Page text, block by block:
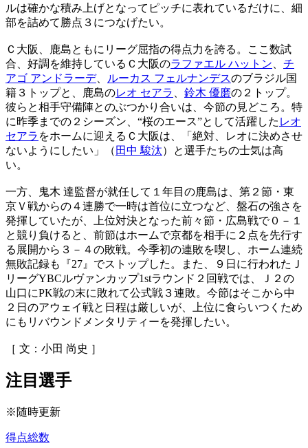
ルは確かな積み上げとなってピッチに表れているだけに、細
部を詰めて勝点３につなげたい。
Ｃ大阪、鹿島ともにリーグ屈指の得点力を誇る。ここ数試
合、好調を維持しているＣ大阪のラファエル ハットン
チ
アゴ アンドラーデ、 ルーカス フェルナンデスのブラジル国
籍３トップと、鹿島のレオ セアラ 鈴木 優磨の２トップ。
彼らと相手守備陣とのぶつかり合いは、今節の見どころ。特
に昨季までの２シーズン、“桜のエース”として活躍した レオ
セアラ をホームに迎えるＣ大阪は、「絶対、レオに決めさせ
ないようにしたい」（ 田中 駿汰）と選手たちの士気は高
い。
一方、鬼木 達監督が就任して１年目の鹿島は、第２節・東
京Ｖ戦からの４連勝で一時は首位に立つなど、盤石の強さを
発揮していたが、上位対決となった前々節・広島戦で０－１
と競り負けると、前節はホームで京都を相手に２点を先行す
る展開から３－４の敗戦。今季初の連敗を喫し、ホーム連続
無敗記録も『27』でストップした。また、９日に行われたＪ
リーグYBCルヴァンカップ1stラウンド２回戦では、Ｊ２の
山口にPK戦の末に敗れて公式戦３連敗。今節はそこから中
２日のアウェイ戦と日程は厳しいが、上位に食らいつくため
にもリバウンドメンタリティーを発揮したい。
［ 文：小田 尚史 ］
注目選手
※随時更新
得点総数